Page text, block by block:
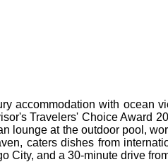
accommodation with ocean
Travelers' Choice Award
lounge at the outdoor pool,
caters dishes from
City, and a 30-minute drive